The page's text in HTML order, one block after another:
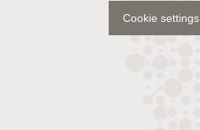
Cookie settings